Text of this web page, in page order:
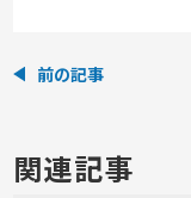
前の記事
関連記事